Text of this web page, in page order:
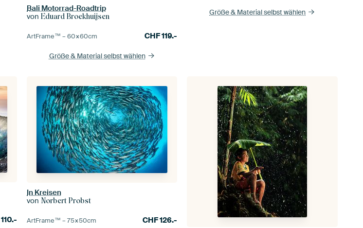
Bali Motorrad-Roadtrip
vonEduard Broekhuijsen
ArtFrame™ –60×60cm CHF119.-
Größe & Material selbst wählen
Größe & Material selbst wählen
110.-
In Kreisen
von Norbert Probst
ArtFrame™ –75×50cm CHF126.-